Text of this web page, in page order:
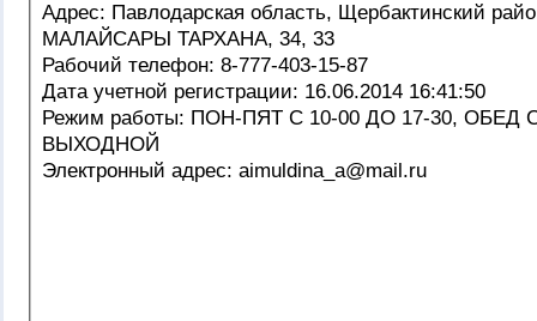
Адрес: Павлодарская область, Щербактинский район, с.Шарбакты,
МАЛАЙСАРЫ ТАРХАНА, 34, 33
Рабочий телефон: 8-777-403-15-87
Дата учетной регистрации: 16.06.2014 16:41:50
Режим работы: ПОН-ПЯТ С 10-00 ДО 17-30, ОБЕД С 13-14Ч, СБ- ВС
ВЫХОДНОЙ
Электронный адрес: аimuldina_a@mail.ru